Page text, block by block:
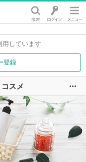
用しています
登録
スメ